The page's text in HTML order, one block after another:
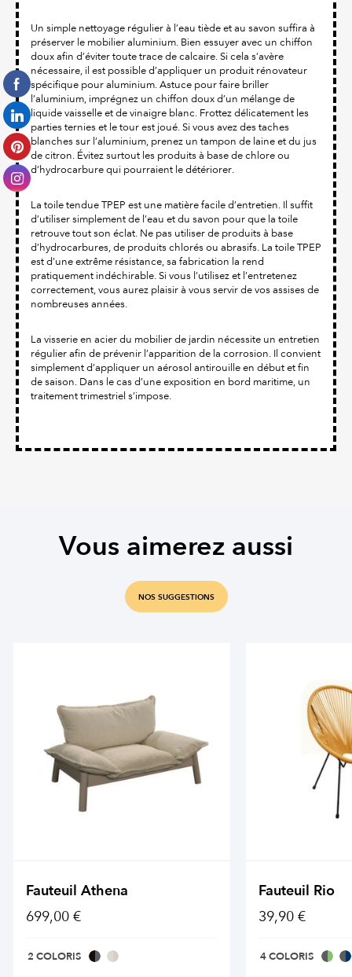
Un simple nettoyage régulier à l’eau tiède et au savon suffira à
préserver le mobilier aluminium. Bien essuyer avec un chiffon
doux afin d’éviter toute trace de calcaire. Si cela s’avère
nécessaire, il est possible d’appliquer un produit rénovateur
spécifique pour aluminium. Astuce pour faire briller
l’aluminium, imprégnez un chiffon doux d’un mélange de
liquide vaisselle et de vinaigre blanc. Frottez délicatement les
parties ternies et le tour est joué. Si vous avez des taches
blanches sur l’aluminium, prenez un tampon de laine et du jus
de citron. Évitez surtout les produits à base de chlore ou
d’hydrocarbure qui pourraient le détériorer.
La toile tendue TPEP est une matière facile d’entretien. Il suffit
d’utiliser simplement de l’eau et du savon pour que la toile
retrouve tout son éclat. Ne pas utiliser de produits à base
d’hydrocarbures, de produits chlorés ou abrasifs. La toile TPEP
est d’une extrême résistance, sa fabrication la rend
pratiquement indéchirable. Si vous l’utilisez et l’entretenez
correctement, vous aurez plaisir à vous servir de vos assises de
nombreuses années.
La visserie en acier du mobilier de jardin nécessite un entretien
régulier afin de prévenir l’apparition de la corrosion. Il convient
simplement d’appliquer un aérosol antirouille en début et fin
de saison. Dans le cas d’une exposition en bord maritime, un
traitement trimestriel s’impose.
Vous aimerez aussi
NOS SUGGESTIONS
Fauteuil Athena
699,00 €
2 COLORIS
Fauteuil Rio
39,90 €
4 COLORIS